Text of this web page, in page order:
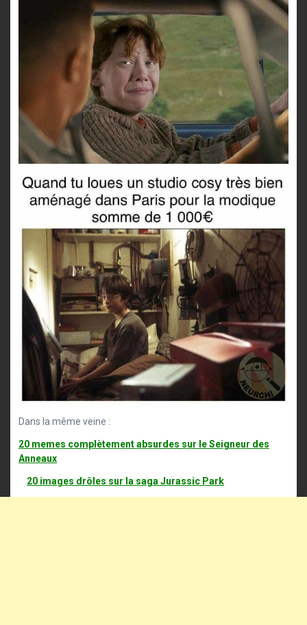
Dans la même veine :
20 memes complètement absurdes sur le Seigneur des
Anneaux
20 images drôles sur la saga Jurassic Park